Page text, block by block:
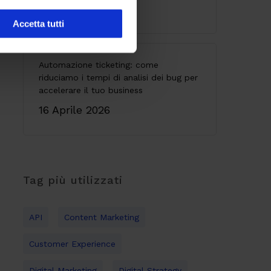
Accetta tutti
9 Giugno 2026
Automazione ticketing: come
riduciamo i tempi di analisi dei bug per
accelerare il tuo business
16 Aprile 2026
Tag più utilizzati
API Content Marketing
Customer Experience